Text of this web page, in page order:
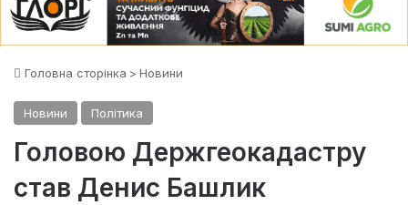
Головна сторінка > Новини
Новини Політика
Головою Держгеокадастру
став Денис Башлик